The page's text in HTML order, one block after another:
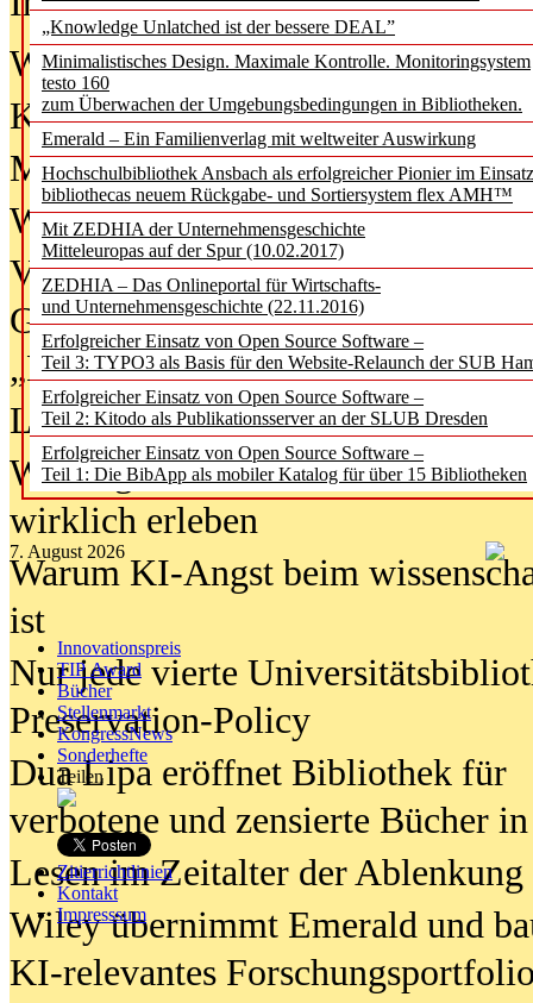
„Knowledge Unlatched ist der bessere DEAL”
Minimalistisches Design. Maximale Kontrolle. Monitoringsystem
testo 160
zum Überwachen der Umgebungsbedingungen in Bibliotheken.
Emerald – Ein Familienverlag mit weltweiter Auswirkung
Hochschulbibliothek Ansbach als erfolgreicher Pionier im
bibliothecas neuem Rückgabe- und Sortiersystem flex AMH™
Mit ZEDHIA der Unternehmensgeschichte
Mitteleuropas auf der Spur (10.02.2017)
ZEDHIA – Das Onlineportal für Wirtschafts-
und Unternehmensgeschichte (22.11.2016)
Erfolgreicher Einsatz von Open Source Software –
Teil 3: TYPO3 als Basis für den Website-Relaunch der SUB
Erfolgreicher Einsatz von Open Source Software –
Teil 2: Kitodo als Publikationsserver an der SLUB Dresden
Erfolgreicher Einsatz von Open Source Software –
Teil 1: Die BibApp als mobiler Katalog für über 15 Bibliotheken
7. August 2026
Innovationspreis
TIP Award
Bücher
Stellenmarkt
KongressNews
Sonderhefte
Teilen
Zitierrichtlinien
Kontakt
Impresssum
Was Hochschul­bibliotheken von
Kinder in der digitalen Welt
Metadaten als Infrastruktur
Wenn Bots katalogisieren
Von Abschlusskleidern bis
Geisterjagd-Ausrüstung in der
„Library of Things“ unterwegs
Lesen als Infrastrukturaufgabe
Wie Jugendliche Social Media
wirklich erleben
Warum KI-Angst beim
ist
Nur jede vierte
Preservation-Policy
Dua Lipa eröffnet Bibliothek für
verbotene und zensierte Bücher
Lesen im Zeitalter der Ablenkung
Wiley übernimmt Emerald und
KI-relevantes